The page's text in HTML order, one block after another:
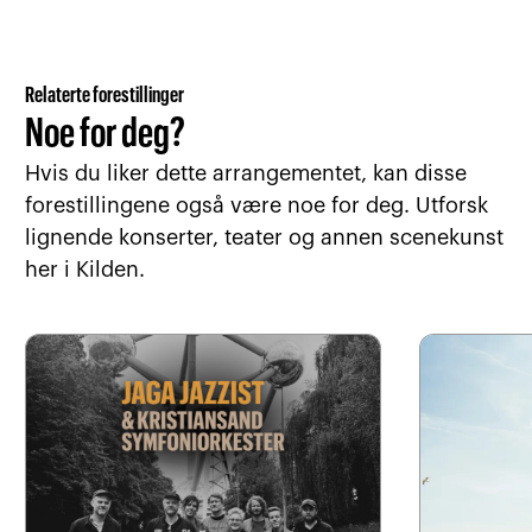
Relaterte forestillinger
Noe for deg?
Hvis du liker dette arrangementet, kan disse
forestillingene også være noe for deg. Utforsk
lignende konserter, teater og annen scenekunst
her i Kilden.